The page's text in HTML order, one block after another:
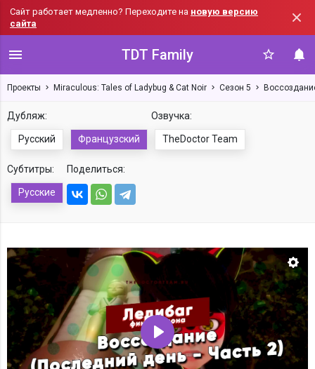
Сайт работает медленно? Переходите на новую версию
сайта
TDT Family
Проекты Miraculous: Tales of Ladybug & Cat Noir Сезон 5
Дубляж:
Русский Французский
Озвучка:
TheDoctor Team
Субтитры:
Русские
Поделиться:
Воспроизвести